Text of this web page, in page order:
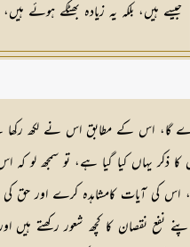
جیسے ہیں، بلکہ یہ زیادہ بھٹکے ہوئے
گا، اس کے مطابق اس نے لکھ
یہاں کیا گیا ہے، تو سمجھ لو کہ
کی آیات کامشاہدہ کرے اور حق
نفع نقصان کا کچھ شعور رکھتے